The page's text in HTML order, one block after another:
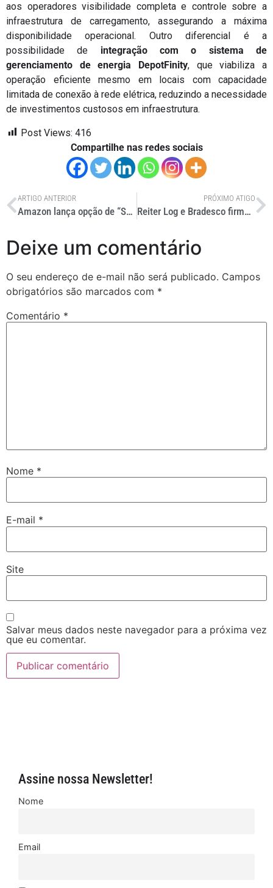
aos operadores visibilidade completa e controle sobre a
infraestrutura de carregamento, assegurando a máxima
disponibilidade operacional. Outro diferencial é a
possibilidade de integração com o sistema de
gerenciamento de energia DepotFinity, que viabiliza a
operação eficiente mesmo em locais com capacidade
limitada de conexão à rede elétrica, reduzindo a necessidade
de investimentos custosos em infraestrutura.
Post Views: 416
Compartilhe nas redes sociais
ARTIGO ANTERIOR
Amazon lança opção de “Seu dia de entregas” no Brasil
PRÓXIMO ATIGO
Reiter Log e Bradesco firmam operação de R$ 85 mi
Deixe um comentário
O seu endereço de e-mail não será publicado. Campos
obrigatórios são marcados com *
Comentário *
Nome *
E-mail *
Site
Salvar meus dados neste navegador para a próxima vez
que eu comentar.
Assine nossa Newsletter!
Nome
Email